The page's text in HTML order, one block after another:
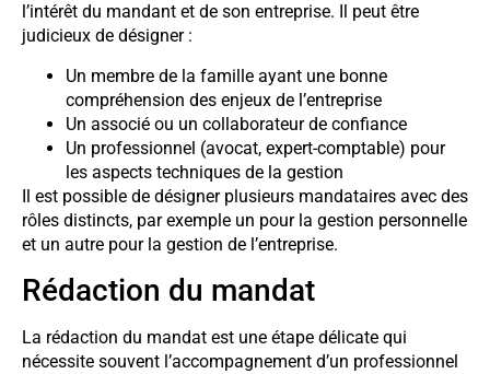
l’intérêt du mandant et de son entreprise. Il peut être
judicieux de désigner :
Un membre de la famille ayant une bonne
compréhension des enjeux de l’entreprise
Un associé ou un collaborateur de confiance
Un professionnel (avocat, expert-comptable) pour
les aspects techniques de la gestion
Il est possible de désigner plusieurs mandataires avec des
rôles distincts, par exemple un pour la gestion personnelle
et un autre pour la gestion de l’entreprise.
Rédaction du mandat
La rédaction du mandat est une étape délicate qui
nécessite souvent l’accompagnement d’un professionnel